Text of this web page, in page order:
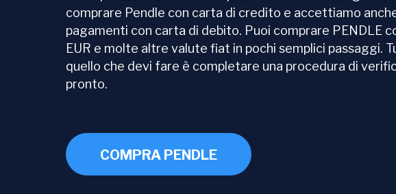
comprare Pendle con carta di credito e accettiamo
pagamenti con carta di debito. Puoi comprare PENDLE
EUR e molte altre valute fiat in pochi semplici passaggi.
quello che devi fare è completare una procedura di
pronto.
COMPRA PENDLE